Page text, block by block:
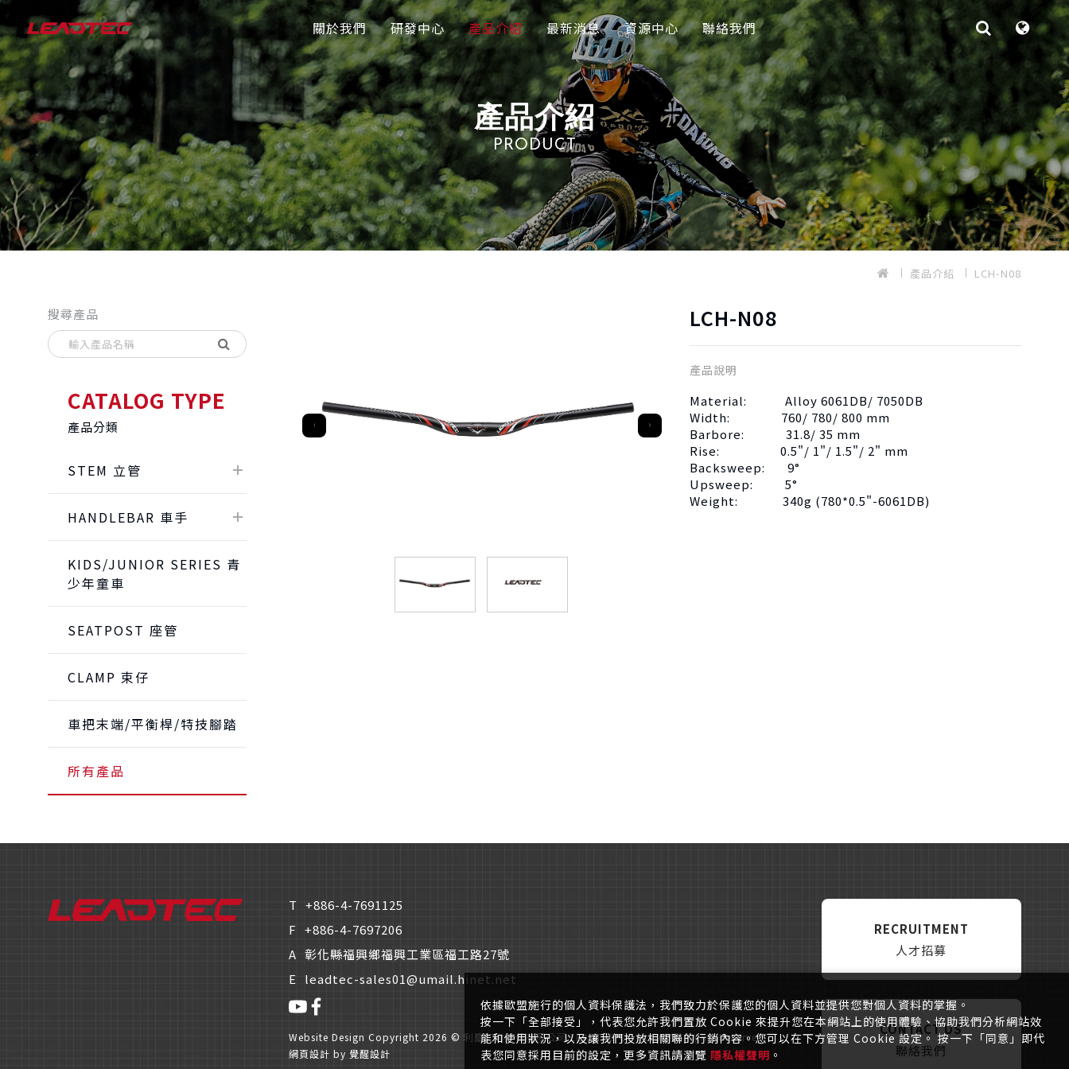
關於我們 研發中心 產品介紹 最新消息 資源中心 聯絡我們
產品介紹
PRODUCT
產品介紹 LCH-N08
搜尋產品
CATALOG TYPE
產品分類
STEM 立管
HANDLEBAR 車手
KIDS/JUNIOR SERIES 青
少年童車
SEATPOST 座管
CLAMP 束仔
車把末端/平衡桿/特技腳踏
所有產品
LCH-N08
產品說明
Material: Alloy 6061DB/ 7050DB
Width: 760/ 780/ 800 mm
Barbore: 31.8/ 35 mm
Rise: 0.5"/ 1"/ 1.5"/ 2" mm
Backsweep: 9°
Upsweep: 5°
Weight: 340g (780*0.5"-6061DB)
T +886-4-7691125
F +886-4-7697206
A 彰化縣福興鄉福興工業區福工路27號
E
leadtec-sales01@umail.hinet.net
Website Design Copyright 2026 © 利慶工業股份有限公司 LEADTEC CO., LTD.All Rights Reserved.
網頁設計 by 覺醒設計
RECRUITMENT
人才招募
CONTACT US
聯絡我們
依據歐盟施行的個人資料保護法，我們致力於保護您的個人資料並提供您對個人資料的掌握。
按一下「全部接受」，代表您允許我們置放 Cookie 來提升您在本網站上的使用體驗、協助我們分析網站效
能和使用狀況，以及讓我們投放相關聯的行銷內容。您可以在下方管理 Cookie 設定。 按一下「同意」即代
表您同意採用目前的設定，更多資訊請瀏覽 隱私權聲明 。